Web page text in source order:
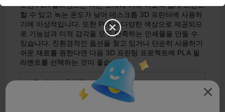
또한 PLA 필라멘트는 다른 소재에 비해 비교적 쉽게 프린트
할 수 있고 녹는 온도가 낮아 데스크톱 3D 프린터에 사용하
기에 이상적입니다. 또한 PLA는 다양한 색상으로 제공되므
로 기능성과 미적 감각을 모두 만족하는 인쇄물을 만들 수
있습니다. 친환경적인 옵션을 찾고 있거나 단순히 사용하기
쉬운 재료를 원한다면 다음 3D 프린팅 프로젝트에 PLA 필
라멘트를 선택하는 것이 좋습니다.
다른 재료도 추천합니다: PETG와 PLA 비교
3D 프린팅에 PLA 필라멘트를 선택하는

